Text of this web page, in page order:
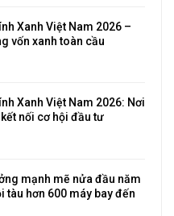
Xanh Việt Nam 2026 –
vốn xanh toàn cầu
Xanh Việt Nam 2026: Nơi
nối cơ hội đầu tư
mạnh mẽ nửa đầu năm
tàu hơn 600 máy bay đến